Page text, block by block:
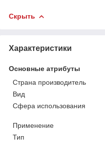
Скрыть
Характеристики
Основные атрибуты
Страна производитель
Вид
Сфера использования
Применение
Тип